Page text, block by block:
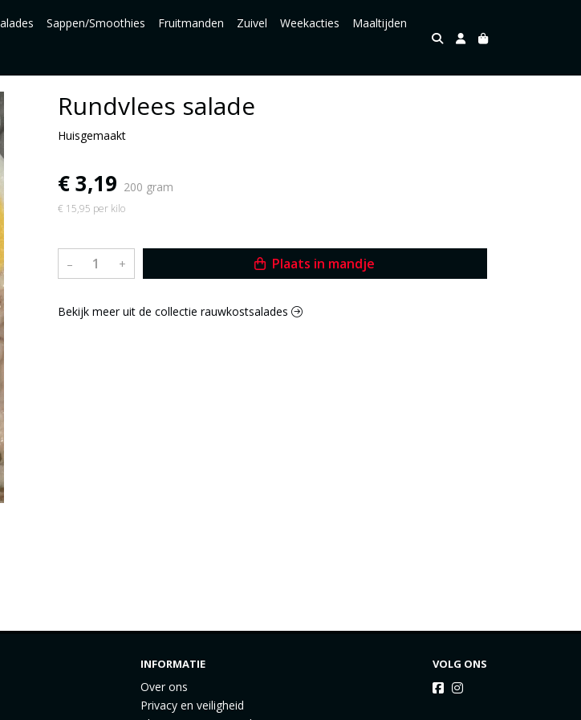
Sappen/Smoothies Fruitmanden Zuivel Weekacties
Maaltijden
Rundvlees salade
Huisgemaakt
€ 3,19 200 gram
€ 15,95 per kilo
– + Plaats in mandje
Bekijk meer uit de collectie rauwkostsalades
INFORMATIE
Over ons
Privacy en veiligheid
VOLG ONS